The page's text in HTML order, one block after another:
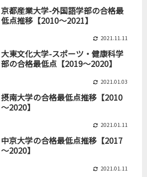
京都産業大学-外国語学部の合格最
低点推移【2010～2021】
2021.11.11
大東文化大学-スポーツ・健康科学
部の合格最低点【2019～2020】
2021.01.03
摂南大学の合格最低点推移【2010
～2020】
2021.01.11
中京大学の合格最低点推移【2017
～2020】
2021.01.11